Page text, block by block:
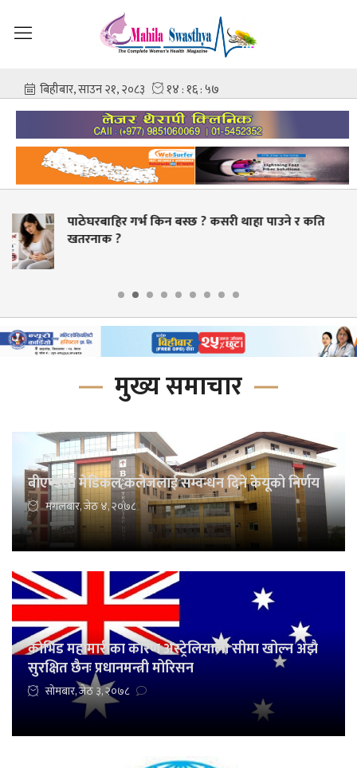
स्वास्थ्य क्षेत्रमा व्यापक सुधारको तयारी, भदौभित्र
बक्यौता भुक्तानी गर्ने लक्ष्य
मुख्य समाचार
बीएण्डसी मेडिकल कलेजलाई सम्वन्धन दिने केयूको निर्णय
मंगलबार, जेठ ४, २०७८
कोभिड महामारीका कारण अस्ट्रेलियाली सीमा खोल्न अझै
सुरक्षित छैनः प्रधानमन्त्री मोरिसन
सोमबार, जेठ ३, २०७८